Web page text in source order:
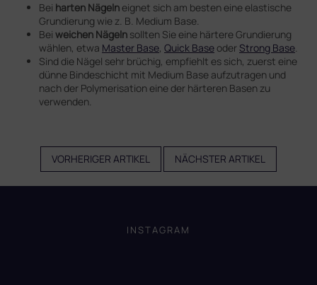
Bei harten Nägeln eignet sich am besten eine elastische
Grundierung wie z. B. Medium Base.
Bei weichen Nägeln sollten Sie eine härtere Grundierung
wählen, etwa Master Base, Quick Base oder Strong Base.
Sind die Nägel sehr brüchig, empfiehlt es sich, zuerst eine
dünne Bindeschicht mit Medium Base aufzutragen und
nach der Polymerisation eine der härteren Basen zu
verwenden.
VORHERIGER ARTIKEL NÄCHSTER ARTIKEL
INSTAGRAM